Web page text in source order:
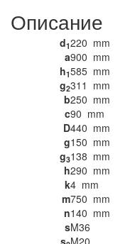
Описание
d1220 mm
a900 mm
h1585 mm
g2311 mm
b250 mm
c90 mm
D440 mm
g150 mm
g3138 mm
h290 mm
k4 mm
m750 mm
n140 mm
sM36
s M20